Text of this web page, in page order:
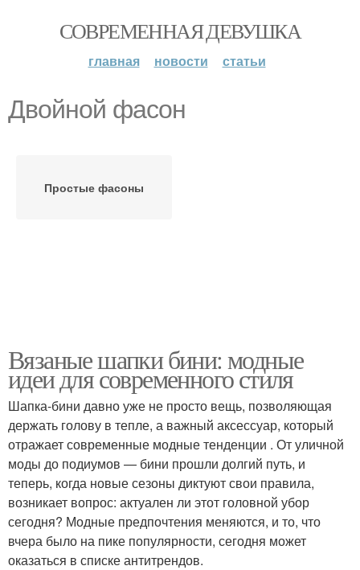
СОВРЕМЕННАЯ ДЕВУШКА
главная новости статьи
Двойной фасон
Простые фасоны
Вязаные шапки бини: модные
идеи для современного стиля
Шапка-бини давно уже не просто вещь, позволяющая
держать голову в тепле, а важный аксессуар, который
отражает современные модные тенденции . От уличной
моды до подиумов — бини прошли долгий путь, и
теперь, когда новые сезоны диктуют свои правила,
возникает вопрос: актуален ли этот головной убор
сегодня? Модные предпочтения меняются, и то, что
вчера было на пике популярности, сегодня может
оказаться в списке антитрендов.